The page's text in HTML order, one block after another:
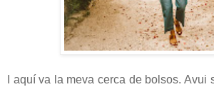
I aquí va la meva cerca de bolsos. Avui